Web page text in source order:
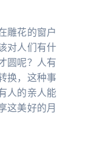
雕花的窗户
对人们有什
圆呢？人有
换，这种事
人的亲人能
这美好的月